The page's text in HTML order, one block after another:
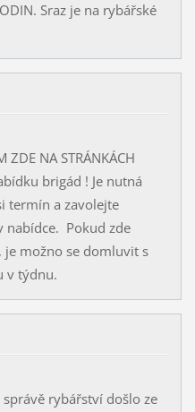
Sraz je na rybářské
ZDE NA STRÁNKÁCH
brigád ! Je nutná
termín a zavolejte
nabídce. Pokud zde
možno se domluvit s
v týdnu.
rybářství došlo ze